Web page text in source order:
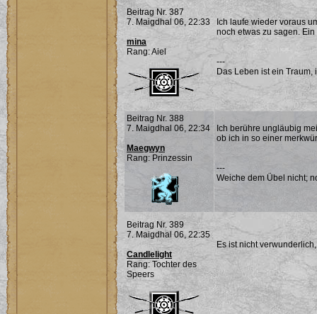
Beitrag Nr. 387
7. Maigdhal 06, 22:33
mina
Rang: Aiel
Ich laufe wieder voraus
noch etwas zu sagen.
---
Das Leben ist ein
Beitrag Nr. 388
7. Maigdhal 06, 22:34
Maegwyn
Rang: Prinzessin
Ich berühre ungläubig
ob ich in so einer
---
Weiche dem Übel nicht;
Beitrag Nr. 389
7. Maigdhal 06, 22:35
Candlelight
Rang: Tochter des
Speers
Es ist nicht